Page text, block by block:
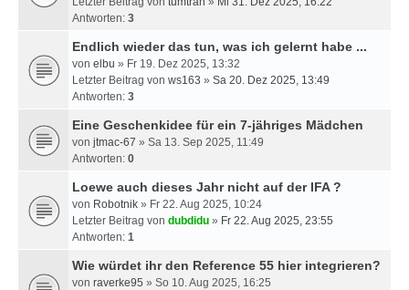
Antworten: 3
Endlich wieder das tun, was ich gelernt habe ...
von elbu » Fr 19. Dez 2025, 13:32
Letzter Beitrag von ws163 » Sa 20. Dez 2025, 13:49
Antworten: 3
Eine Geschenkidee für ein 7-jähriges Mädchen
von jtmac-67 » Sa 13. Sep 2025, 11:49
Antworten: 0
Loewe auch dieses Jahr nicht auf der IFA ?
von Robotnik » Fr 22. Aug 2025, 10:24
Letzter Beitrag von dubdidu » Fr 22. Aug 2025, 23:55
Antworten: 1
Wie würdet ihr den Reference 55 hier integrieren?
von raverke95 » So 10. Aug 2025, 16:25